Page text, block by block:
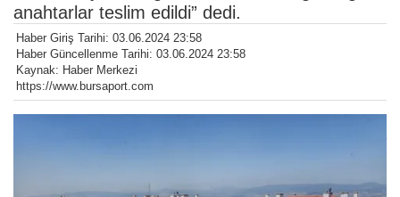
anahtarlar teslim edildi” dedi.
Haber Giriş Tarihi: 03.06.2024 23:58
Haber Güncellenme Tarihi: 03.06.2024 23:58
Kaynak: Haber Merkezi
https://www.bursaport.com